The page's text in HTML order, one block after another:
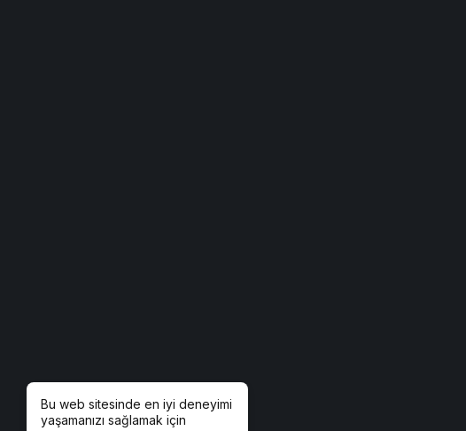
Bu web sitesinde en iyi deneyimi
yaşamanızı sağlamak için